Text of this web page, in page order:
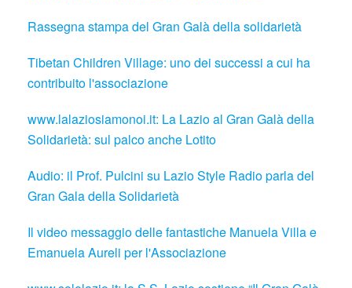
Rassegna stampa del Gran Galà della solidarietà
Tibetan Children Village: uno dei successi a cui ha
contribuito l'associazione
www.lalaziosiamonoi.it: La Lazio al Gran Galà della
Solidarietà: sul palco anche Lotito
Audio: il Prof. Pulcini su Lazio Style Radio parla del
Gran Gala della Solidarietà
Il video messaggio delle fantastiche Manuela Villa e
Emanuela Aureli per l'Associazione